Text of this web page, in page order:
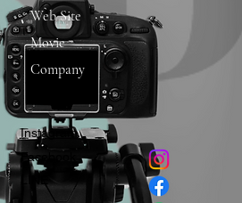
Web Site
Movie
Company
Instagram
​Facebook